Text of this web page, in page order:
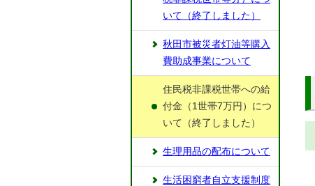
いて（終了しました）
秋田市被災者灯油等購入
費助成事業について
住民税非課税世帯への給
付金（1世帯7万円）につ
いて（終了しました）
生理用品の配布について
生活困窮者自立支援制度